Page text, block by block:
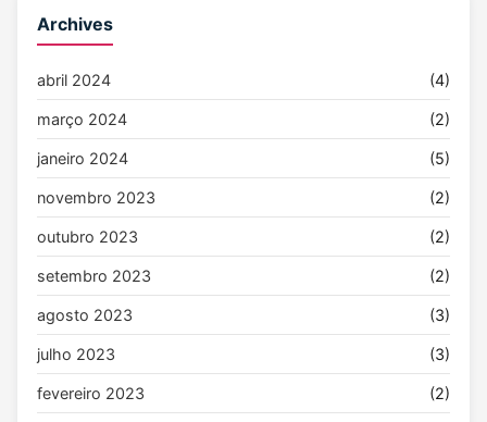
Archives
abril 2024 (4)
março 2024 (2)
janeiro 2024 (5)
novembro 2023 (2)
outubro 2023 (2)
setembro 2023 (2)
agosto 2023 (3)
julho 2023 (3)
fevereiro 2023 (2)